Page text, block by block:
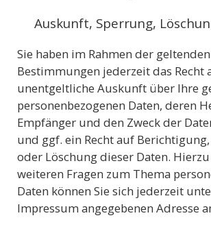
Auskunft, Sperrung,
Sie haben im Rahmen der
Bestimmungen jederzeit das Recht
unentgeltliche Auskunft über Ihre
personenbezogenen Daten, deren
Empfänger und den Zweck der
und ggf. ein Recht auf
oder Löschung dieser Daten.
weiteren Fragen zum Thema
Daten können Sie sich jederzeit
Impressum angegebenen Adresse